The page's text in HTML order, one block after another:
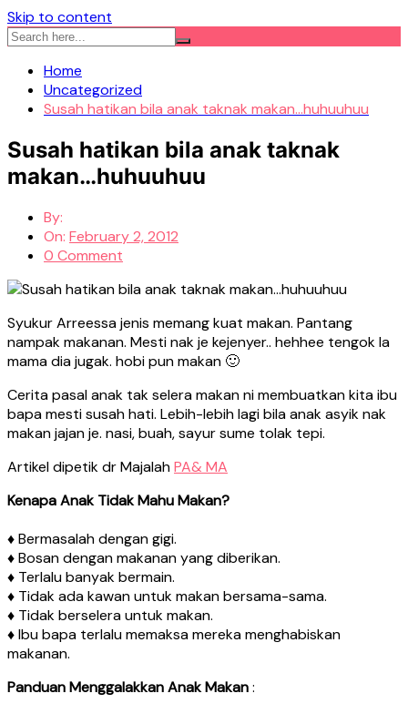
Skip to content
Home
Uncategorized
Susah hatikan bila anak taknak makan…huhuuhuu
Susah hatikan bila anak taknak
makan…huhuuhuu
By:
On: February 2, 2012
0 Comment
Syukur Arreessa jenis memang kuat makan. Pantang
nampak makanan. Mesti nak je kejenyer.. hehhee tengok la
mama dia jugak. hobi pun makan 🙂
Cerita pasal anak tak selera makan ni membuatkan kita ibu
bapa mesti susah hati. Lebih-lebih lagi bila anak asyik nak
makan jajan je. nasi, buah, sayur sume tolak tepi.
Artikel dipetik dr MajalahPA& MA
Kenapa Anak Tidak Mahu Makan?
♦ Bermasalah dengan gigi.
♦ Bosan dengan makanan yang diberikan.
♦ Terlalu banyak bermain.
♦ Tidak ada kawan untuk makan bersama-sama.
♦ Tidak berselera untuk makan.
♦ Ibu bapa terlalu memaksa mereka menghabiskan
makanan.
Panduan Menggalakkan Anak Makan: